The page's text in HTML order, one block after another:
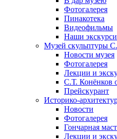
Фотогалерея
Пинакотека
Видеофильмы
Наши
Музей скульптуры
Новости музея
Фотогалерея
Лекции и
С.Т. Конёнков
Прейскурант
Историко-
Новости
Фотогалерея
Гончарная
Лекции и